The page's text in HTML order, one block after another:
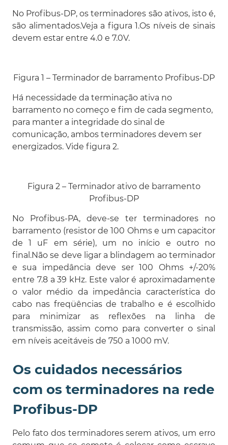
No Profibus-DP, os terminadores são ativos, isto é,
são alimentados.Veja a figura 1.Os níveis de sinais
devem estar entre 4.0 e 7.0V.
Figura 1 – Terminador de barramento Profibus-DP
Há necessidade da terminação ativa no
barramento no começo e fim de cada segmento,
para manter a integridade do sinal de
comunicação, ambos terminadores devem ser
energizados. Vide figura 2.
Figura 2 – Terminador ativo de barramento
Profibus-DP
No Profibus-PA, deve-se ter terminadores no
barramento (resistor de 100 Ohms e um capacitor
de 1 uF em série), um no início e outro no
final.Não se deve ligar a blindagem ao terminador
e sua impedância deve ser 100 Ohms +/-20%
entre 7.8 a 39 kHz. Este valor é aproximadamente
o valor médio da impedância característica do
cabo nas freqüências de trabalho e é escolhido
para minimizar as reflexões na linha de
transmissão, assim como para converter o sinal
em níveis aceitáveis de 750 a 1000 mV.
Os cuidados necessários
com os terminadores na rede
Profibus-DP
Pelo fato dos terminadores serem ativos, um erro